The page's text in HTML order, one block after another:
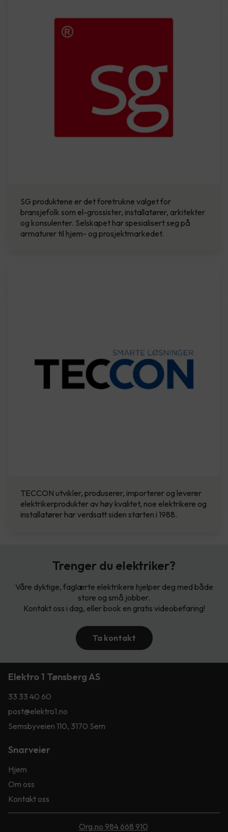
SG produktene er det foretrukne valget for
bransjefolk som el-grossister, installatører, arkitekter
og konsulenter. Selskapet har spesialisert seg på
armaturer til hjem- og prosjektmarkedet.
TECCON utvikler, produserer, importerer og leverer
elektrikerprodukter av høy kvalitet, noe elektrikere og
installatører har verdsatt siden starten i 1988.
Trenger du elektriker?
Våre dyktige, faglærte elektrikere hjelper deg med både
store og små jobber.
Kontakt oss i dag, eller book en gratis videobefaring!
Ta kontakt
Elektro 1 Tønsberg AS
33 33 40 60
post@elektro1.no
Semsbyveien 110, 3170 Sem
Snarveier
Hjem
Om oss
Kontakt oss
Org.no 984 668 910